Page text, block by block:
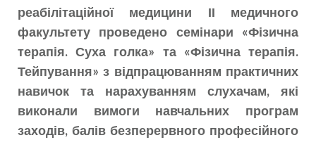
реабілітаційної медицини ІІ медичного
факультету проведено семінари «Фізична
терапія. Суха голка» та «Фізична терапія.
Тейпування» з відпрацюванням практичних
навичок та нарахуванням слухачам, які
виконали вимоги навчальних програм
заходів, балів безперервного професійного